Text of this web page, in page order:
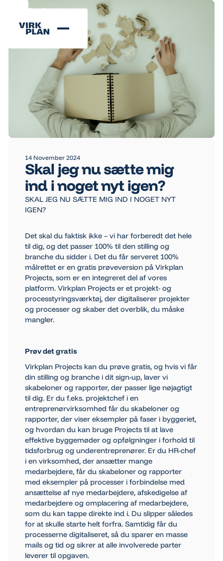
Se alle nyheder
14 November 2024
Skal jeg nu sætte mig
ind i noget nyt igen?
SKAL JEG NU SÆTTE MIG IND I NOGET NYT
IGEN?
Det skal du faktisk ikke – vi har forberedt det hele
til dig, og det passer 100% til den stilling og
branche du sidder i. Det du får serveret 100%
målrettet er en gratis prøveversion på Virkplan
Projects, som er en integreret del af vores
platform. Virkplan Projects er et projekt- og
processtyringsværktøj, der digitaliserer projekter
og processer og skaber det overblik, du måske
mangler.
Prøv det gratis
Virkplan Projects kan du prøve gratis, og hvis vi får
din stilling og branche i dit sign-up, laver vi
skabeloner og rapporter, der passer lige nøjagtigt
til dig. Er du f.eks. projektchef i en
entreprenørvirksomhed får du skabeloner og
rapporter, der viser eksempler på faser i byggeriet,
og hvordan du kan bruge Projects til at lave
effektive byggemøder og opfølgninger i forhold til
tidsforbrug og underentreprenører. Er du HR-chef
i en virksomhed, der ansætter mange
medarbejdere, får du skabeloner og rapporter
med eksempler på processer i forbindelse med
ansættelse af nye medarbejdere, afskedigelse af
medarbejdere og omplacering af medarbejdere,
som du kan tappe direkte ind i. Du slipper således
for at skulle starte helt forfra. Samtidig får du
processerne digitaliseret, så du sparer en masse
mails og tid og sikrer at alle involverede parter
leverer til opgaven.